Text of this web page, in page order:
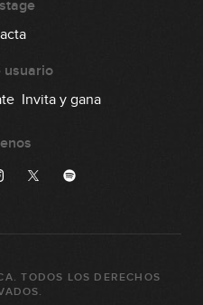
usuario
Invita y gana
. TODOS LOS DERECHOS